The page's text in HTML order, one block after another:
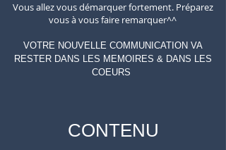
Vous allez vous démarquer fortement. Préparez
vous à vous faire remarquer^^
VOTRE NOUVELLE COMMUNICATION VA
RESTER DANS LES MEMOIRES & DANS LES
COEURS
CONTENU